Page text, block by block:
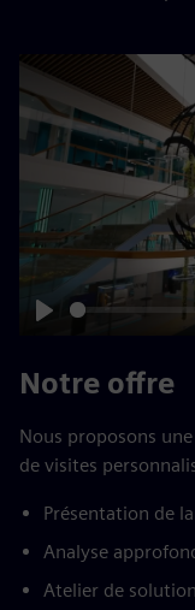
Notre offre
Nous proposons
de visites
Présentation de
Analyse
Atelier de